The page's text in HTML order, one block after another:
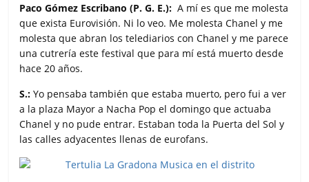
Paco Gómez Escribano (P. G. E.): A mí es que me molesta
que exista Eurovisión. Ni lo veo. Me molesta Chanel y me
molesta que abran los telediarios con Chanel y me parece
una cutrería este festival que para mí está muerto desde
hace 20 años.
S.: Yo pensaba también que estaba muerto, pero fui a ver
a la plaza Mayor a Nacha Pop el domingo que actuaba
Chanel y no pude entrar. Estaban toda la Puerta del Sol y
las calles adyacentes llenas de eurofans.